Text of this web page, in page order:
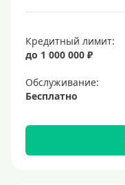
Кредитный лимит:
до 1 000 000 ₽
Обслуживание:
Бесплатно